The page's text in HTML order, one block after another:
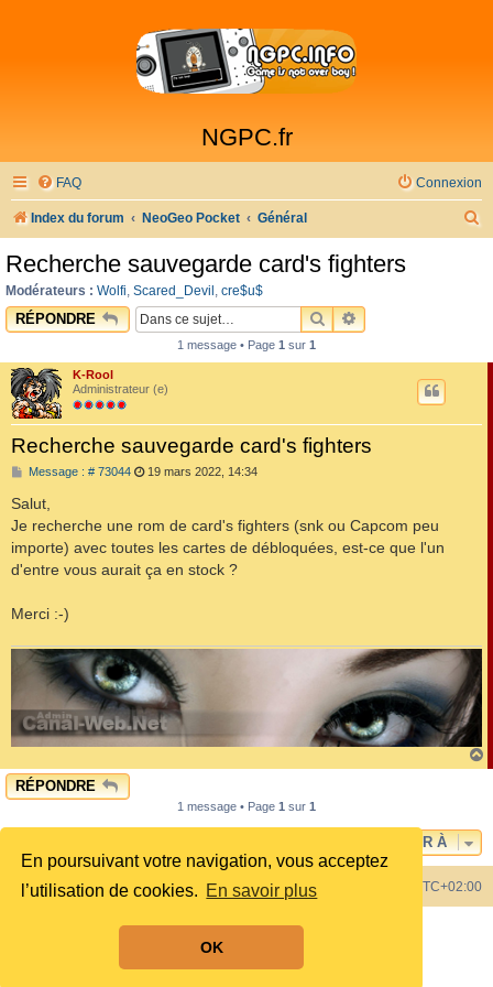
En poursuivant votre navigation, vous acceptez
l’utilisation de cookies. En savoir plus
OK
NGPC.fr
FAQ Connexion
Index du forum NeoGeo Pocket Général
r
Recherche sauvegarde card's fighters
Modérateurs : Wolfi, Scared_Devil , cre$u$
RÉPONDRE RECHERCHER
RECHERCHE
1 message • Page 1 sur 1
K-Rool
Administrateur (e)
Recherche sauvegarde card's fighters
Message : # 73044M
a
g
e
19 mars 2022, 14:34
Salut,
Je recherche une rom de card's fighters (snk ou Capcom peu
importe) avec toutes les cartes de débloquées, est-ce que l'un
d'entre vous aurait ça en stock ?
Merci :-)
a
RÉPONDRE
1 message • Page 1 sur 1
ALLER À
Index du forum Heures au format UTC+02:00
Développé parphpBB® Forum Software © phpBB Limited
Style by
Traduit parphpBB-fr.com